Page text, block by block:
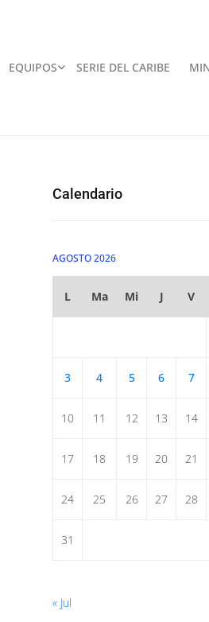
EQUIPOS SERIE DEL CARIBE
Calendario
AGOSTO 2026
L Ma Mi J V
3 4 5 6 7
10 11 12 13 14
17 18 19 20 21
24 25 26 27 28
31
« Jul